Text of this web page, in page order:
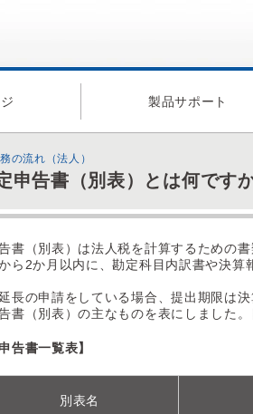
製品サポート
の流れ（法人）
申告書（別表）とは何です
書（別表）は法人税を計算するための書
ら2か月以内に、勘定科目内訳書や決
長の申請をしている場合、提出期限は決
書（別表）の主なものを表にしました
告書一覧表】
別表名